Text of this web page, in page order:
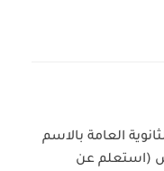
العامة بالاسم
(استعلم عن